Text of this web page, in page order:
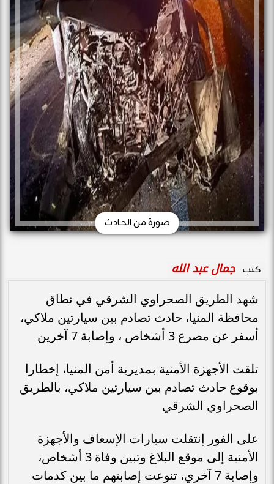
صورة من الحادث
كتب جمال عبد الله
شهد الطريق الصحراوي الشرقي في نطاق
محافظة المنيا، حادث تصادم بين سيارتين ملاكي،
أسفر عن مصرع 3 أشخاص ، وإصابة 7 آخرين
تلقت الأجهزة الأمنية بمديرية أمن المنيا، إخطارا
بوقوع حادث تصادم بين سيارتين ملاكي، بالطريق
الصحراوي الشرقي
على الفور إنتقلت سيارات الإسعاف والأجهزة
الأمنية إلى موقع البلاغ وتبين وفاة 3 أشخاص،
وإصابة 7 آخري، تنوعت إصابتهم ما بين كدمات